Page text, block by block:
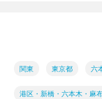
関東 東京都 六
港区・新橋・六本木・麻